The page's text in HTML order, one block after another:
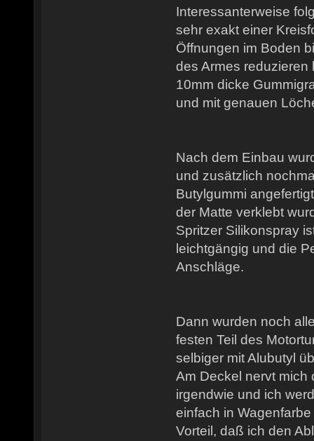
Interessanterweise
sehr exakt einer
Öffnungen im Boden
des Armes reduzieren
10mm dicke
und mit genauen
Nach dem Einbau
und zusätzlich
Butylgummi
der Matte verklebt
Spritzer Silikonspray
leichtgängig und die
Anschläge.
Dann wurden noch
festen Teil des
selbiger mit Alubutyl
Am Deckel nervt mich
irgendwie und ich
einfach in
Vorteil, daß ich den